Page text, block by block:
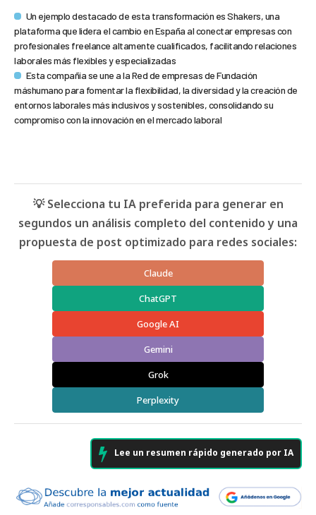
Un ejemplo destacado de esta transformación es Shakers, una
plataforma que lidera el cambio en España al conectar empresas con
profesionales freelance altamente cualificados, facilitando relaciones
laborales más flexibles y especializadas
Esta compañía se une a la Red de empresas de Fundación
máshumano para fomentar la flexibilidad, la diversidad y la creación de
entornos laborales más inclusivos y sostenibles, consolidando su
compromiso con la innovación en el mercado laboral
💡 Selecciona tu IA preferida para generar en
segundos un análisis completo del contenido y una
propuesta de post optimizado para redes sociales:
Claude
ChatGPT
Google AI
Gemini
Grok
Perplexity
Lee un resumen rápido generado por IA